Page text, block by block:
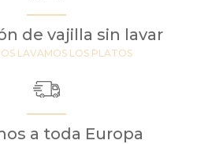
de vajilla sin lavar
LAVAMOS LOS PLATOS
a toda Europa